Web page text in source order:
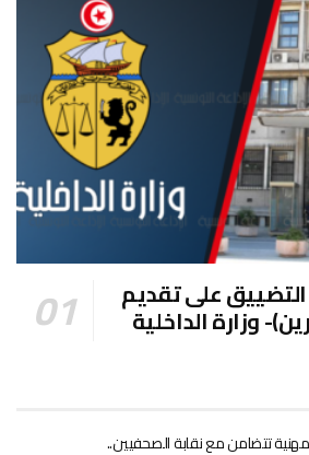
على تقديم
وزارة الداخلية
تتضامن مع نقابة الصحفيين..